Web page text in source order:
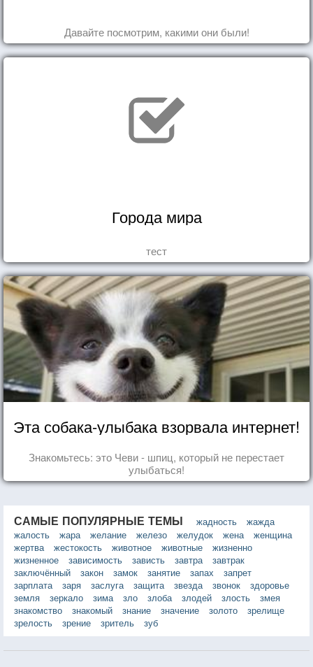
Давайте посмотрим, какими они были!
Города мира
тест
Эта собака-улыбака взорвала интернет!
Знакомьтесь: это Чеви - шпиц, который не перестает
улыбаться!
САМЫЕ ПОПУЛЯРНЫЕ ТЕМЫ жадность
жажда
жалость
жара желание железо желудок жена
женщина
жертва
жестокость животное животные
жизненно
жизненное
зависимость зависть завтра
завтрак
заключённый
закон замок занятие запах
запрет
зарплата
заря заслуга защита звезда звонок
здоровье
земля
зеркало зима зло злоба злодей злость
змея
знакомство
знакомый знание значение золото
зрелище
зрелость
зрение зритель зуб